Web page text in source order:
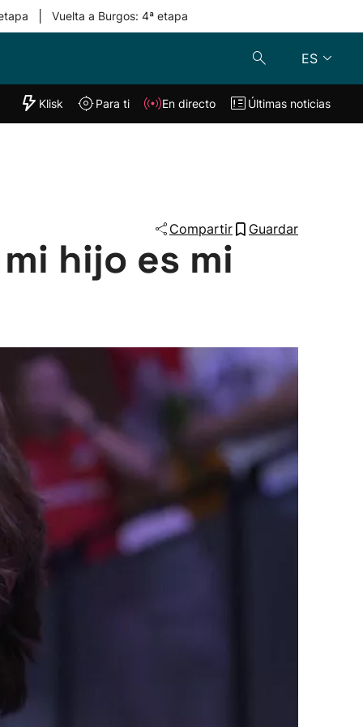
Vuelta a Burgos: 4ª etapa
ES
"Helmuga"
Klisk En directo
Klisk Para ti En directo Últimas noticias
Compartir Guardar
hijo es mi